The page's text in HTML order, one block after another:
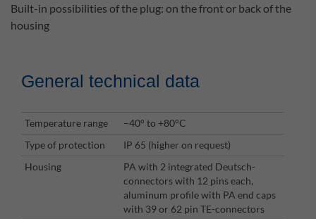
Built-in possibilities of the plug: on the front or back of the
housing
General technical data
Temperature range
–40° to +80°C
Type of protection
IP 65 (higher on request)
Housing
PA with 2 integrated Deutsch-
connectors with 12 pins each,
aluminum profile with PA end caps
with 39 or 62 pin TE-connectors